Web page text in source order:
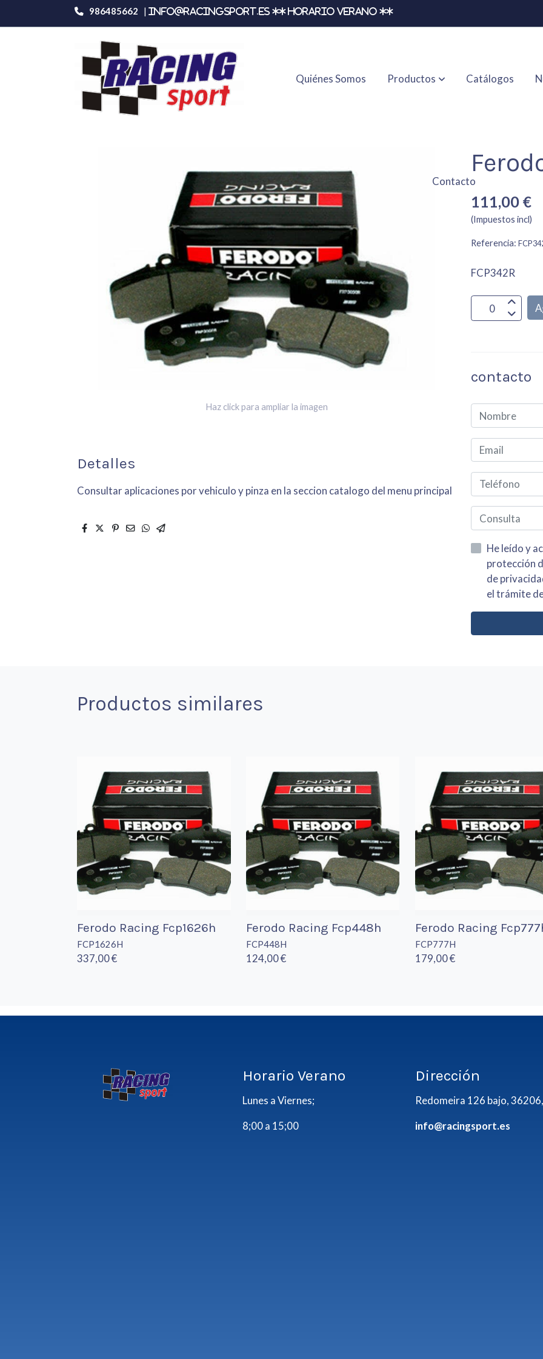
986485662 | info@racingsport.es ** HORARIO VERANO **
Quiénes Somos Productos Catálogos
Contacto
Productos Ferodo Racing Fcp342r
Haz click para ampliar la imagen
Detalles
Consultar aplicaciones por vehiculo y pinza en la seccion catalogo del menu principal
111,00 €
(Impuestos incl)
Referencia:
FCP342R
contacto
He leído y acepto la
protección de datos asi como el
de privacidad y acepto el tratamiento de mis
el trámite
Productos similares
Ferodo Racing Fcp1626h
FCP1626H
337,00 €
Ferodo Racing Fcp448h
FCP448H
124,00 €
Ferodo Racing
FCP777H
179,00 €
Horario Verano
Lunes a Viernes;
8;00 a 15;00
Dirección
Redomeira 126 bajo,
info@racingsport.es